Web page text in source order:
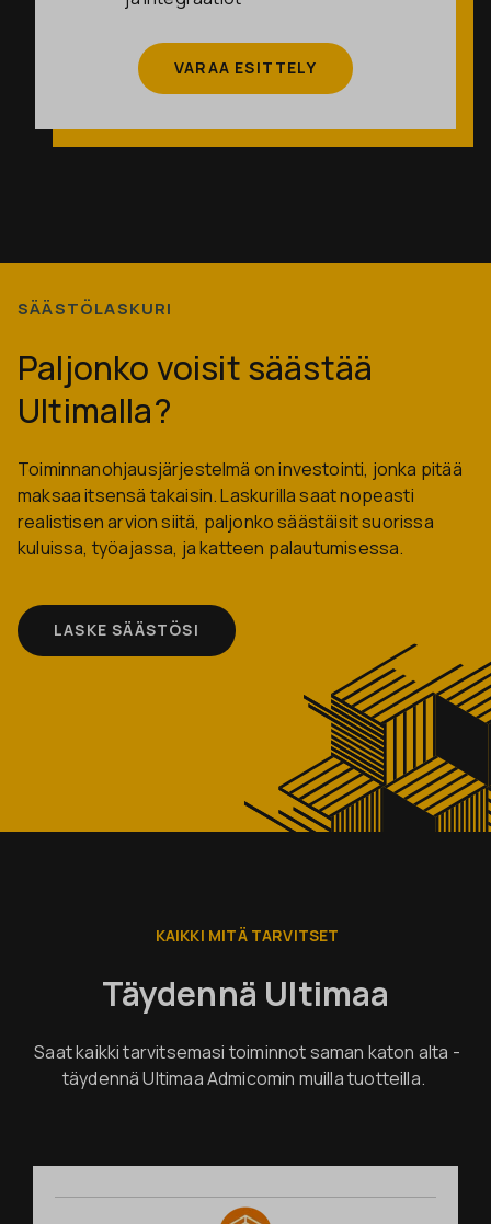
VARAA ESITTELY
SÄÄSTÖLASKURI
Paljonko voisit säästää
Ultimalla?
Toiminnan­ohjaus­järjestelmä on investointi, jonka pitää
maksaa itsensä takaisin. Laskurilla saat nopeasti
realistisen arvion siitä, paljonko säästäisit suorissa
kuluissa, työajassa, ja katteen palautumisessa.
LASKE SÄÄSTÖSI
KAIKKI MITÄ TARVITSET
Täydennä Ultimaa
Saat kaikki tarvitsemasi toiminnot saman katon alta -
täydennä Ultimaa Admicomin muilla tuotteilla.